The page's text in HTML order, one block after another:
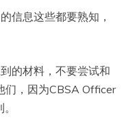
信息这些都要熟知，
的材料，不要尝试和
们，因为CBSA Officer